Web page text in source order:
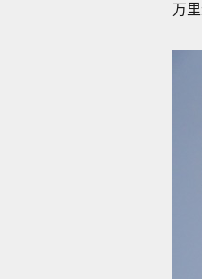
万